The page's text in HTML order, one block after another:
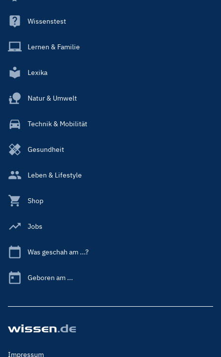
Wissenstest
Lernen & Familie
Lexika
Natur & Umwelt
Technik & Mobilität
Gesundheit
Leben & Lifestyle
Shop
Jobs
Was geschah am ...?
Geboren am ...
Footer
Impressum